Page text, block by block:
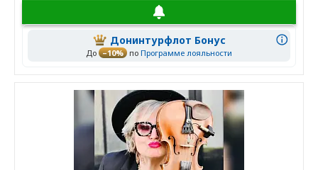
Донинтурфлот Бонус
До –10% по Программе лояльности